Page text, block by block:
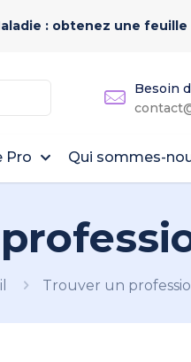
: obtenez une feuille
Besoin
Pro Qui sommes-
Trouver un